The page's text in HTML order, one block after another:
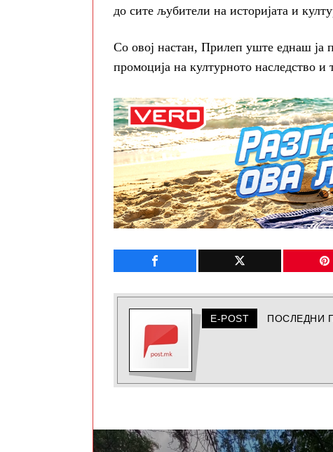
до сите љубители на историјата и
Со овој настан, Прилеп уште еднаш ја
промоција на културното наследство и
E-POST ПОСЛЕДНИ